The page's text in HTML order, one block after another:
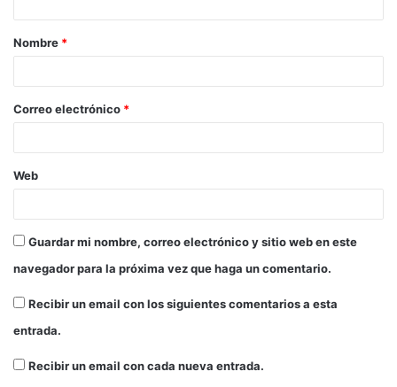
Nombre *
Correo electrónico *
Web
Guardar mi nombre, correo electrónico y sitio web en este
navegador para la próxima vez que haga un comentario.
Recibir un email con los siguientes comentarios a esta
entrada.
Recibir un email con cada nueva entrada.